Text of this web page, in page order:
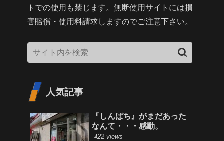
トでの使用も禁じます。無断使用サイトには損
害賠償・使用料請求しますのでご注意下さい。
人気記事
『しんぱち』がまだあった
なんて・・・感動。
422 views